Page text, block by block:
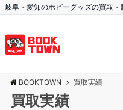
岐阜・愛知のホビーグッズの買取
BOOKTOWN 買取実績
買取実績